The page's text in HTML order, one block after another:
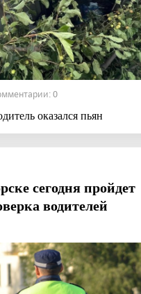
0
оказался пьян
сегодня пройдет
водителей